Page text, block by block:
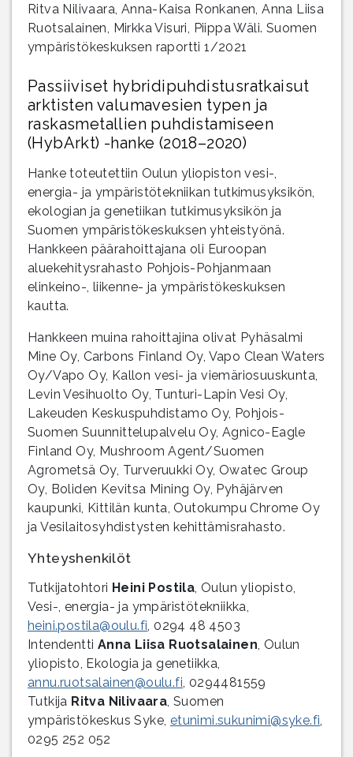
Ritva Nilivaara, Anna-Kaisa Ronkanen, Anna Liisa
Ruotsalainen, Mirkka Visuri, Piippa Wäli. Suomen
ympäristökeskuksen raportti 1/2021
Passiiviset hybridipuhdistusratkaisut
arktisten valumavesien typen ja
raskasmetallien puhdistamiseen
(HybArkt) -hanke (2018–2020)
Hanke toteutettiin Oulun yliopiston vesi-,
energia- ja ympäristötekniikan tutkimusyksikön,
ekologian ja genetiikan tutkimusyksikön ja
Suomen ympäristökeskuksen yhteistyönä.
Hankkeen päärahoittajana oli Euroopan
aluekehitysrahasto Pohjois-Pohjanmaan
elinkeino-, liikenne- ja ympäristökeskuksen
kautta.
Hankkeen muina rahoittajina olivat Pyhäsalmi
Mine Oy, Carbons Finland Oy, Vapo Clean Waters
Oy/Vapo Oy, Kallon vesi- ja viemäriosuuskunta,
Levin Vesihuolto Oy, Tunturi-Lapin Vesi Oy,
Lakeuden Keskuspuhdistamo Oy, Pohjois-
Suomen Suunnittelupalvelu Oy, Agnico-Eagle
Finland Oy, Mushroom Agent/Suomen
Agrometsä Oy, Turveruukki Oy, Owatec Group
Oy, Boliden Kevitsa Mining Oy, Pyhäjärven
kaupunki, Kittilän kunta, Outokumpu Chrome Oy
ja Vesilaitosyhdistysten kehittämisrahasto.
Yhteyshenkilöt
Tutkijatohtori Heini Postila , Oulun yliopisto,
Vesi-, energia- ja ympäristötekniikka,
heini.postila@oulu.fi , 0294 48 4503
Intendentti Anna Liisa Ruotsalainen , Oulun
yliopisto, Ekologia ja genetiikka,
annu.ruotsalainen@oulu.fi , 0294481559
Tutkija Ritva Nilivaara , Suomen
ympäristökeskus Syke, etunimi.sukunimi@syke.fi
0295 252 052